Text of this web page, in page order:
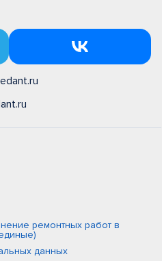
ремонтных работ в
данных